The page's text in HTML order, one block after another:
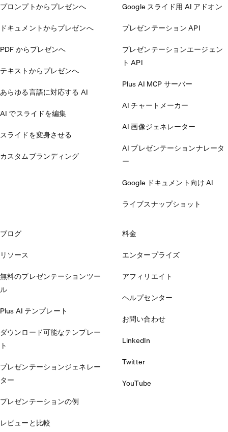
プロンプトからプレゼンへ
ドキュメントからプレゼンへ
PDF からプレゼンへ
テキストからプレゼンへ
あらゆる言語に対応する AI
AI でスライドを編集
スライドを変身させる
カスタムブランディング
Google スライド用 AI アドオン
プレゼンテーション API
プレゼンテーションエージェン
ト API
Plus AI MCP サーバー
AI チャートメーカー
AI 画像ジェネレーター
AI プレゼンテーションナレータ
ー
Google ドキュメント向け AI
ライブスナップショット
ブログ
リソース
無料のプレゼンテーションツー
ル
Plus AI テンプレート
ダウンロード可能なテンプレー
ト
プレゼンテーションジェネレー
ター
プレゼンテーションの例
レビューと比較
料金
エンタープライズ
アフィリエイト
ヘルプセンター
お問い合わせ
LinkedIn
Twitter
YouTube